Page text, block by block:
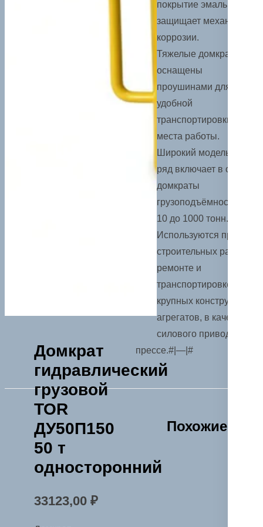
Домкрат
гидравлический
грузовой
TOR
ДУ50П150
50 т
односторонний
33123,00 ₽
покрытие эмалью
защищает механизм от
коррозии.
Тяжелые домкраты
оснащены
проушинами для
удобной
транспортировки до
места работы.
Широкий модельный
ряд включает в себя
домкраты
грузоподъёмностью от
10 до 1000 тонн.
Используются при
строительных работах,
ремонте и
транспортировке
крупных конструкций и
агрегатов, в качестве
силового привода в
прессе.#|—|#
Похожие